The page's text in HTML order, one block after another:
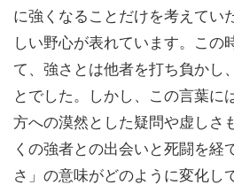
に強くなることだけを考えてい
しい野心が表れています。この
て、強さとは他者を打ち負かし
とでした。しかし、この言葉に
方への漠然とした疑問や虚しさ
くの強者との出会いと死闘を経
さ」の意味がどのように変化し